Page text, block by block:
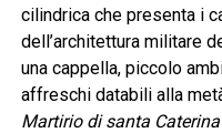
cilindrica che presenta i
dell’architettura militare
una cappella, piccolo
affreschi databili alla
Martirio di santa Caterina